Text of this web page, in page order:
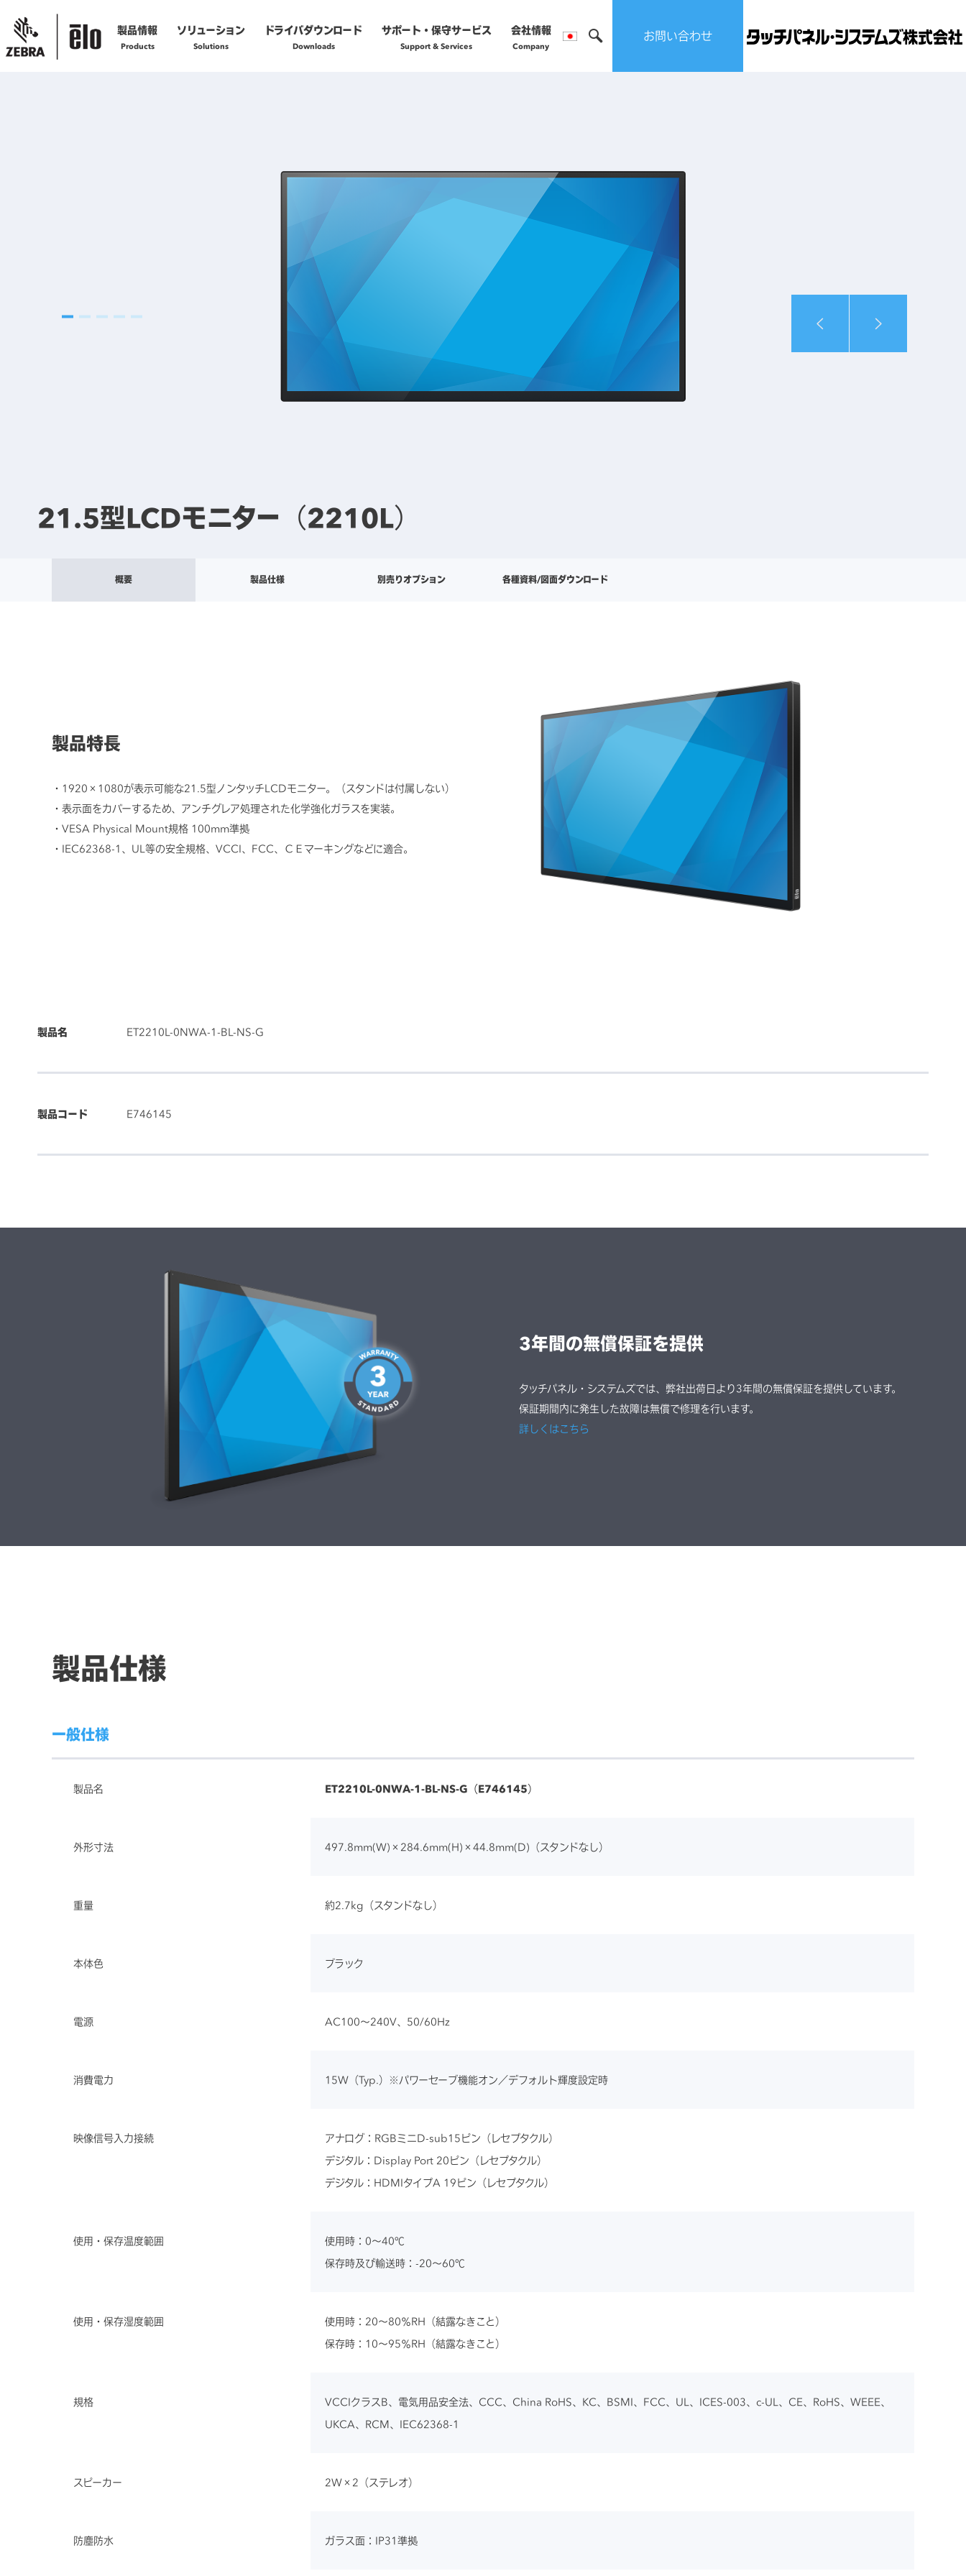
製品情報
Products
ソリューション
Solutions
ドライバダウンロード
Downloads
サポート・保守サービス
Support & Services
会社情報
Company
お問い合わせ
正規販売代理店
21.5型LCDモニター（2210L）
概要 製品仕様 別売りオプション 各種資料/図面ダウンロード
製品特長
1920×1080が表示可能な21.5型ノンタッチLCDモニター。（スタンドは付属しない）
表示面をカバーするため、アンチグレア処理された化学強化ガラスを実装。
VESA Physical Mount規格 100mm準拠
IEC62368-1、UL等の安全規格、VCCI、FCC、ＣＥマーキングなどに適合。
製品名 ET2210L-0NWA-1-BL-NS-G
製品コード E746145
3年間の無償保証を提供
タッチパネル・システムズでは、弊社出荷日より3年間の無償保証を提供しています。
保証期間内に発生した故障は無償で修理を行います。
詳しくはこちら
製品仕様
一般仕様
製品名 ET2210L-0NWA-1-BL-NS-G（E746145）
外形寸法 497.8mm(W)×284.6mm(H)×44.8mm(D)（スタンドなし）
重量 約2.7kg（スタンドなし）
本体色 ブラック
電源 AC100～240V、50/60Hz
消費電力 15W（Typ.）※パワーセーブ機能オン／デフォルト輝度設定時
映像信号入力接続
アナログ：RGBミニD-sub15ピン（レセプタクル）
デジタル：Display Port 20ピン（レセプタクル）
デジタル：HDMIタイプA 19ピン（レセプタクル）
使用・保存温度範囲
使用時：0～40℃
保存時及び輸送時：-20～60℃
使用・保存湿度範囲
使用時：20～80％RH（結露なきこと）
保存時：10～95％RH（結露なきこと）
規格
VCCIクラスB、電気用品安全法、CCC、China RoHS、KC、BSMI、FCC、UL、ICES-003、c-UL、CE、RoHS、WEEE、
UKCA、RCM、IEC62368-1
スピーカー 2W×2（ステレオ）
防塵防水 ガラス面：IP31準拠